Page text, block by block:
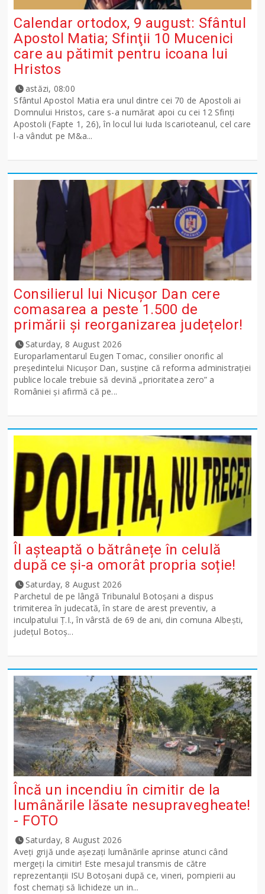
Calendar ortodox, 9 august: Sfântul
Apostol Matia; Sfinţii 10 Mucenici
care au pătimit pentru icoana lui
Hristos
astăzi, 08:00
Sfântul Apostol Matia era unul dintre cei 70 de Apostoli ai
Domnului Hristos, care s-a numărat apoi cu cei 12 Sfinţi
Apostoli (Fapte 1, 26), în locul lui Iuda Iscarioteanul, cel care
l-a vândut pe M&a...
Consilierul lui Nicușor Dan cere
comasarea a peste 1.500 de
primării și reorganizarea județelor!
Saturday, 8 August 2026
Europarlamentarul Eugen Tomac, consilier onorific al
președintelui Nicușor Dan, susține că reforma administrației
publice locale trebuie să devină „prioritatea zero” a
României și afirmă că pe...
Îl așteaptă o bătrânețe în celulă
după ce și-a omorât propria soție!
Saturday, 8 August 2026
Parchetul de pe lângă Tribunalul Botoşani a dispus
trimiterea în judecată, în stare de arest preventiv, a
inculpatului Ț.I., în vârstă de 69 de ani, din comuna Albești,
județul Botoș...
Încă un incendiu în cimitir de la
lumânările lăsate nesupravegheate!
- FOTO
Saturday, 8 August 2026
Aveți grijă unde așezați lumânările aprinse atunci când
mergeți la cimitir! Este mesajul transmis de către
reprezentanții ISU Botoșani după ce, vineri, pompierii au
fost chemați să lichideze un in...